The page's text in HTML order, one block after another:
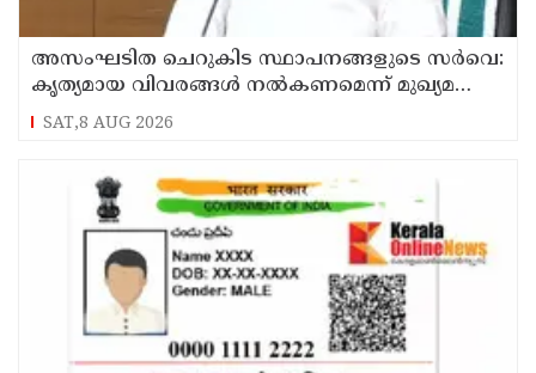
അസംഘടിത ചെറുകിട സ്ഥാപനങ്ങളുടെ സർവെ:
കൃത്യമായ വിവരങ്ങൾ നൽകണമെന്ന് മുഖ്യമന്ത്രി
വി ഡി സതീശൻ
SAT,8 AUG 2026